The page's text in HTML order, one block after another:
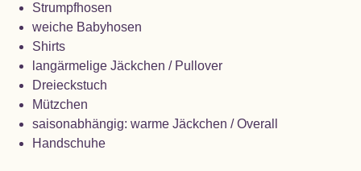
Strumpfhosen
weiche Babyhosen
Shirts
langärmelige Jäckchen / Pullover
Dreieckstuch
Mützchen
saisonabhängig: warme Jäckchen / Overall
Handschuhe